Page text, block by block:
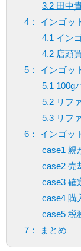
3.2 田中
4： インゴッ
4.1 イン
4.2 店頭
5： インゴッ
5.1 100g
5.2 リフ
5.3 リフ
6： インゴッ
case1 親
case2 売
case3 確
case4 購
case5 税
7： まとめ